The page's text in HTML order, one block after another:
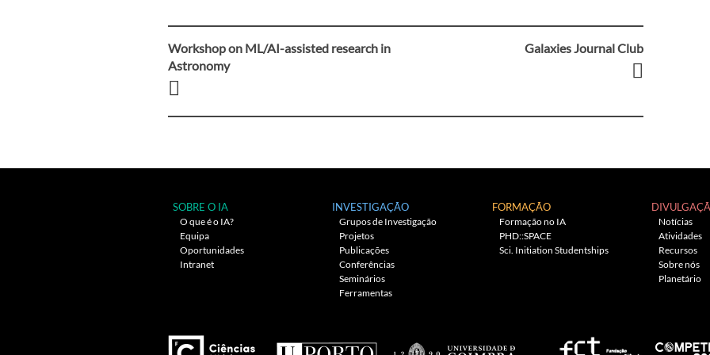
Navegação
entre
artigos
Workshop on ML/AI-assisted research in
Astronomy
Galaxies Journal Club
SOBRE O IA
O que é o IA?
Equipa
Oportunidades
Intranet
INVESTIGAÇÃO
Grupos de Investigação
Projetos
Publicações
Conferências
Seminários
Ferramentas
FORMAÇÃO
Formação no IA
PHD::SPACE
Sci. Initiation Studentships
Notícias
Atividades
Recursos
Sobre nós
Planetário